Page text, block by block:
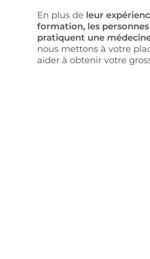
En plus de leur
formation, les
pratiquent une
nous mettons à votre
aider à obtenir votre